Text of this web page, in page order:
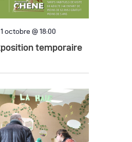
a
t
i
d
e
v
e
m
n
1 octobre @ 18:00
temporaire